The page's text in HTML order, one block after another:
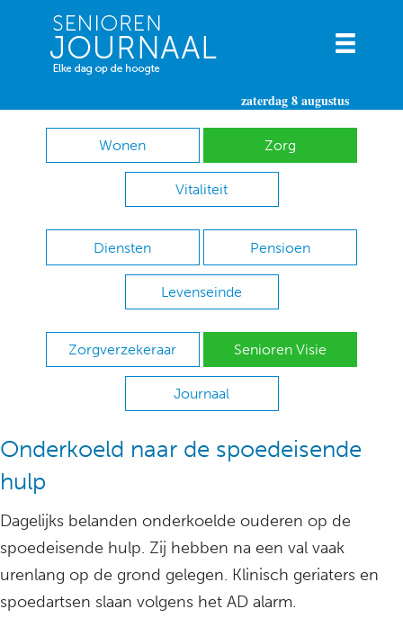
zaterdag 8 augustus
Wonen Zorg
Vitaliteit
Diensten Pensioen
Levenseinde
Zorgverzekeraar Senioren Visie
Journaal
Onderkoeld naar de spoedeisende
hulp
Dagelijks belanden onderkoelde ouderen op de
spoedeisende hulp. Zij hebben na een val vaak
urenlang op de grond gelegen. Klinisch geriaters en
spoedartsen slaan volgens het AD alarm.